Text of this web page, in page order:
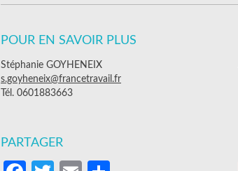
POUR EN SAVOIR PLUS
Stéphanie GOYHENEIX
s.goyheneix@francetravail.fr
Tél. 0601883663
PARTAGER